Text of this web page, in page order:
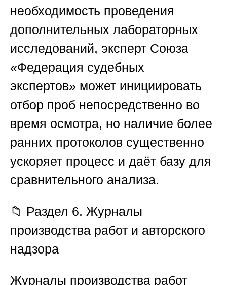
необходимость проведения
дополнительных лабораторных
исследований, эксперт Союза
«Федерация судебных
экспертов» может инициировать
отбор проб непосредственно во
время осмотра, но наличие более
ранних протоколов существенно
ускоряет процесс и даёт базу для
сравнительного анализа.
📁 Раздел 6. Журналы
производства работ и авторского
надзора
Журналы производства работ